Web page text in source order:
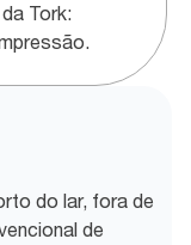
Tork:
do lar, fora de
de